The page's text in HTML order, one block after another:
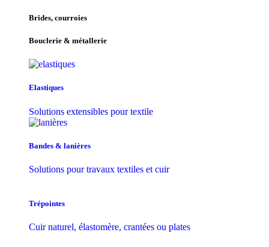
Brides, courroies
Bouclerie & métallerie
Elastiques
Solutions extensibles pour textile
Bandes & lanières
Solutions pour travaux textiles et cuir
Trépointes
Cuir naturel, élastomère, crantées ou plates